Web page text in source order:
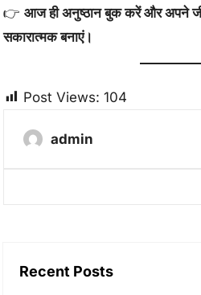
👉आज ही अनुष्ठान बुक करें और अपने
सकारात्मक बनाएं।
Post Views: 104
admin
Recent Posts